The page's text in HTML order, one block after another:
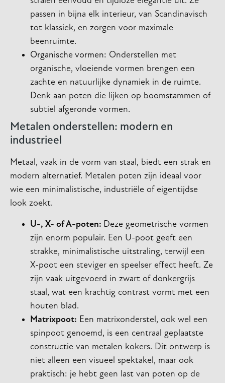
passen in bijna elk interieur, van Scandinavisch
tot klassiek, en zorgen voor maximale
beenruimte.
Organische vormen: Onderstellen met
organische, vloeiende vormen brengen een
zachte en natuurlijke dynamiek in de ruimte.
Denk aan poten die lijken op boomstammen of
subtiel afgeronde vormen.
Metalen onderstellen: modern en
industrieel
Metaal, vaak in de vorm van staal, biedt een strak en
modern alternatief. Metalen poten zijn ideaal voor
wie een minimalistische, industriële of eigentijdse
look zoekt.
U-, X- of A-poten: Deze geometrische vormen
zijn enorm populair. Een U-poot geeft een
strakke, minimalistische uitstraling, terwijl een
X-poot een steviger en speelser effect heeft. Ze
zijn vaak uitgevoerd in zwart of donkergrijs
staal, wat een krachtig contrast vormt met een
houten blad.
Matrixpoot: Een matrixonderstel, ook wel een
spinpoot genoemd, is een centraal geplaatste
constructie van metalen kokers. Dit ontwerp is
niet alleen een visueel spektakel, maar ook
praktisch: je hebt geen last van poten op de